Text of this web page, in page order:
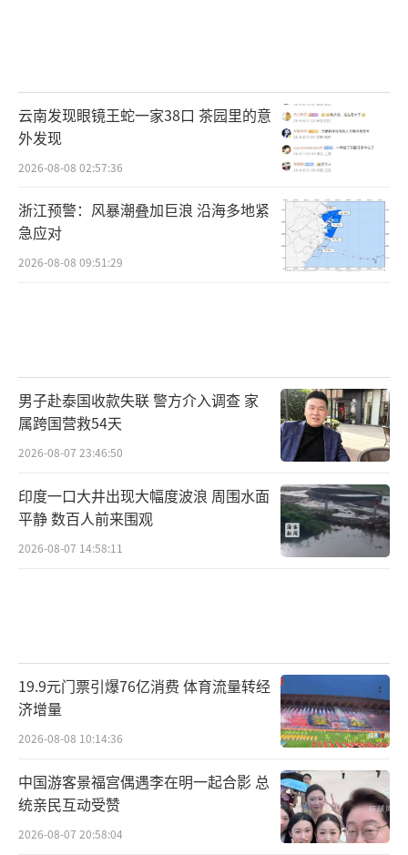
云南发现眼镜王蛇一家38口 茶园里的意
外发现
2026-08-08 02:57:36
浙江预警：风暴潮叠加巨浪 沿海多地紧
急应对
2026-08-08 09:51:29
男子赴泰国收款失联 警方介入调查 家
属跨国营救54天
2026-08-07 23:46:50
印度一口大井出现大幅度波浪 周围水面
平静 数百人前来围观
2026-08-07 14:58:11
19.9元门票引爆76亿消费 体育流量转经
济增量
2026-08-08 10:14:36
中国游客景福宫偶遇李在明一起合影 总
统亲民互动受赞
2026-08-07 20:58:04